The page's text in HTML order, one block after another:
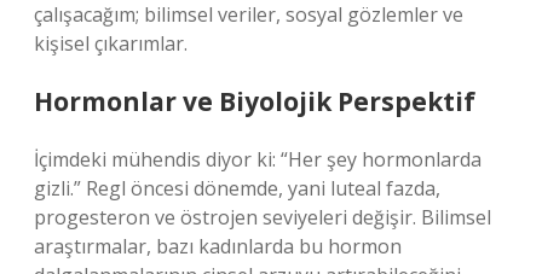
çalışacağım; bilimsel veriler, sosyal gözlemler ve
kişisel çıkarımlar.
Hormonlar ve Biyolojik Perspektif
İçimdeki mühendis diyor ki: “Her şey hormonlarda
gizli.” Regl öncesi dönemde, yani luteal fazda,
progesteron ve östrojen seviyeleri değişir. Bilimsel
araştırmalar, bazı kadınlarda bu hormon